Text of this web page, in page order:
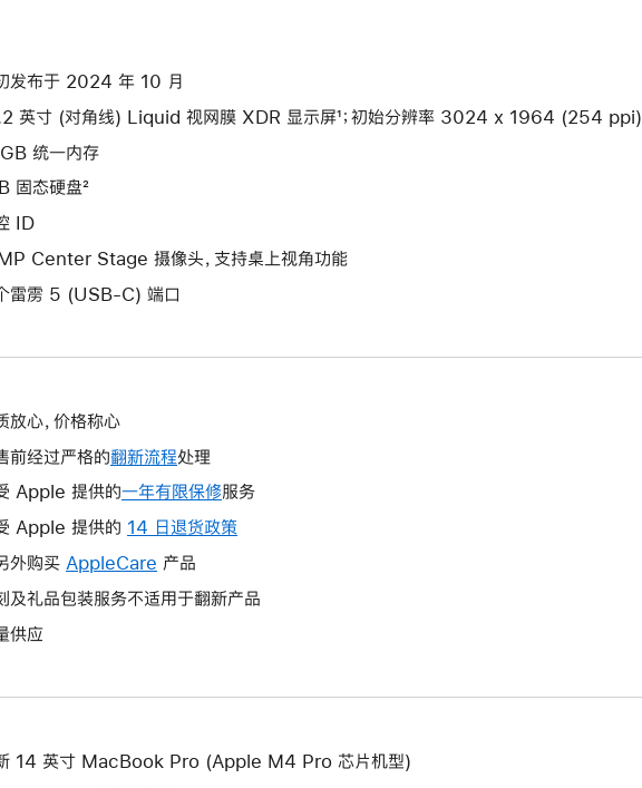
发布于 2024 年 10 月
英寸 (对角线) Liquid 视网膜 XDR 显示屏¹；初始分辨率 3024 x 1964 (254 ppi)
统一内存
固态硬盘²
ID
Center Stage 摄像头，支持桌上视角功能
雷雳 5 (USB-C) 端口
放心，价格称心
前经过严格的翻新流程处理
Apple 提供的一年有限保修此
操
打
服务
Apple 提供的 14 日退货政策
将
新
口。
外购买 AppleCare 此
操
开
的
产品
及礼品包装服务不适用于翻新产品
供应
14 英寸 MacBook Pro (Apple M4 Pro 芯片机型)